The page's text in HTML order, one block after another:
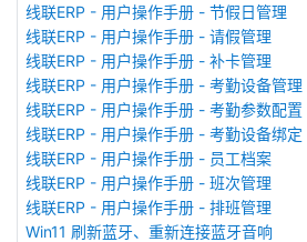
线联ERP - 用户操作手册 - 节假日管理
线联ERP - 用户操作手册 - 请假管理
线联ERP - 用户操作手册 - 补卡管理
线联ERP - 用户操作手册 - 考勤设备管理
线联ERP - 用户操作手册 - 考勤参数配置
线联ERP - 用户操作手册 - 考勤设备绑定
线联ERP - 用户操作手册 - 员工档案
线联ERP - 用户操作手册 - 班次管理
线联ERP - 用户操作手册 - 排班管理
Win11 刷新蓝牙、重新连接蓝牙音响